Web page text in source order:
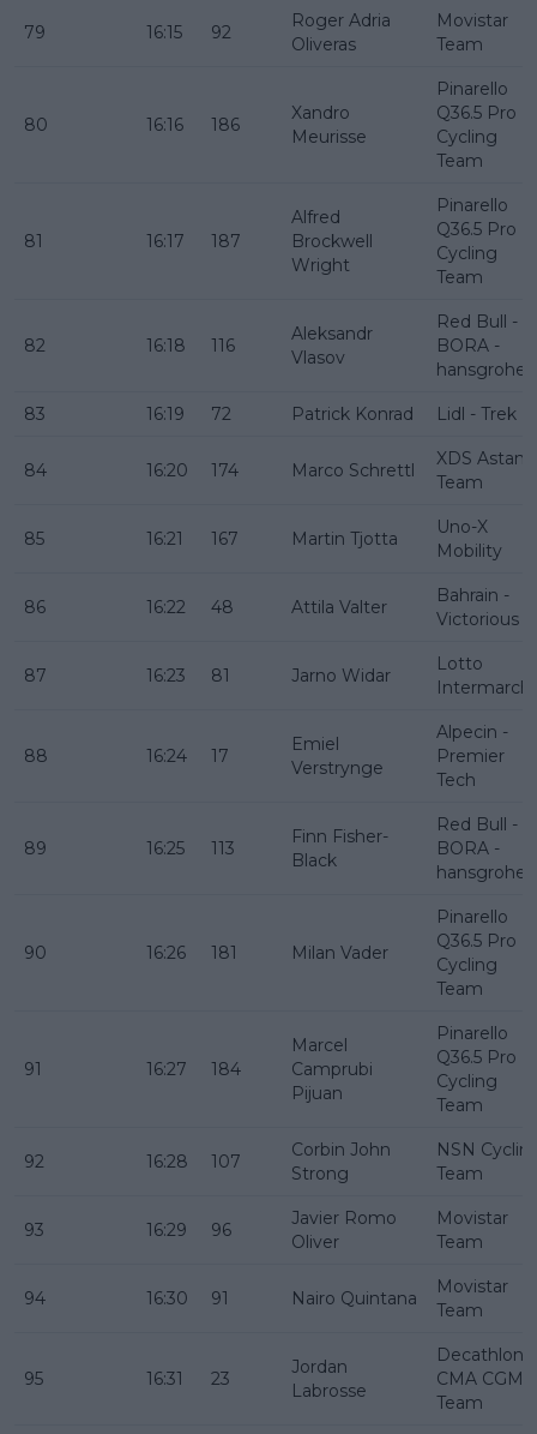
79 16:15 92
Roger Adria
Oliveras
Movistar
Team
80 16:16 186
Xandro
Meurisse
Pinarello
Q36.5 Pro
Cycling
Team
81 16:17 187
Alfred
Brockwell
Wright
Pinarello
Q36.5 Pro
Cycling
Team
82 16:18 116
Aleksandr
Vlasov
Red Bull -
BORA -
hansgrohe
83 16:19 72 Patrick Konrad Lidl - Trek
84 16:20 174 Marco Schrettl
XDS Astana
Team
85 16:21 167 Martin Tjotta
Uno-X
Mobility
86 16:22 48 Attila Valter
Bahrain -
Victorious
87 16:23 81 Jarno Widar
Lotto
88 16:24 17
Emiel
Verstrynge
Alpecin -
Premier
Tech
89 16:25 113
Finn Fisher-
Black
Red Bull -
BORA -
hansgrohe
90 16:26 181 Milan Vader
Pinarello
Q36.5 Pro
Cycling
Team
91 16:27 184
Marcel
Camprubi
Pijuan
Pinarello
Q36.5 Pro
Cycling
Team
92 16:28 107
Corbin John
Strong
NSN
Team
93 16:29 96
Javier Romo
Oliver
Movistar
Team
94 16:30 91 Nairo Quintana
Movistar
Team
95 16:31 23
Jordan
Labrosse
Decathlon
CMA CGM
Team